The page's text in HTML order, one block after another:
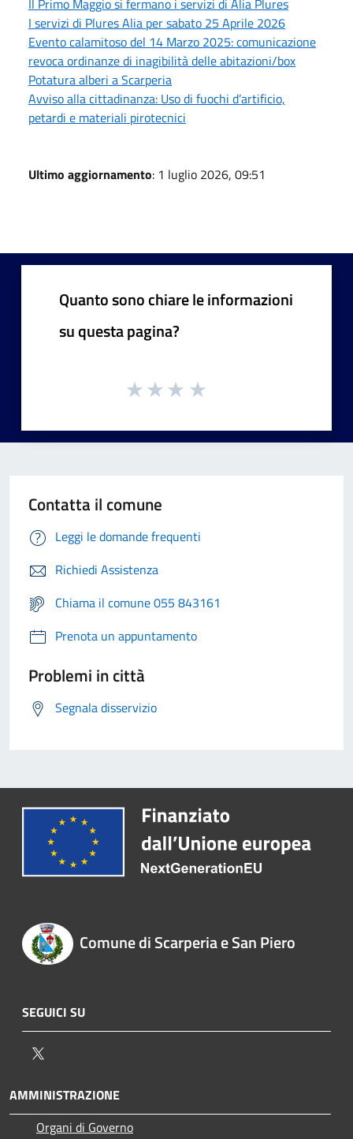
I servizi di Plures Alia per sabato 25 Aprile 2026
Evento calamitoso del 14 Marzo 2025: comunicazione
revoca ordinanze di inagibilità delle abitazioni/box
Potatura alberi a Scarperia
Avviso alla cittadinanza: Uso di fuochi d’artificio,
petardi e materiali pirotecnici
Ultimo aggiornamento: 1 luglio 2026, 09:51
Quanto sono chiare le informazioni
su questa pagina?
Contatta il comune
Leggi le domande frequenti
Richiedi Assistenza
Chiama il comune 055 843161
Prenota un appuntamento
Problemi in città
Segnala disservizio
Comune di Scarperia e San Piero
SEGUICI SU
AMMINISTRAZIONE
Organi di Governo